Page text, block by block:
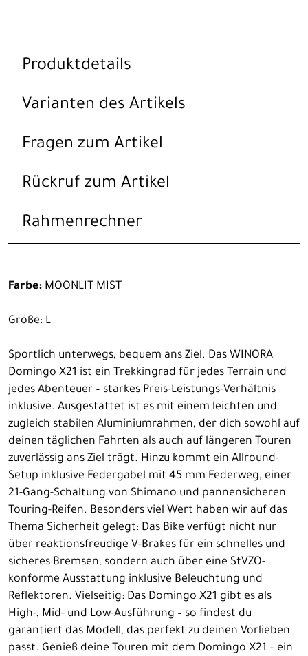
Produktdetails
Varianten des Artikels
Fragen zum Artikel
Rückruf zum Artikel
Rahmenrechner
Farbe: MOONLIT MIST
Größe: L
Sportlich unterwegs, bequem ans Ziel. Das WINORA
Domingo X21 ist ein Trekkingrad für jedes Terrain und
jedes Abenteuer – starkes Preis-Leistungs-Verhältnis
inklusive. Ausgestattet ist es mit einem leichten und
zugleich stabilen Aluminiumrahmen, der dich sowohl auf
deinen täglichen Fahrten als auch auf längeren Touren
zuverlässig ans Ziel trägt. Hinzu kommt ein Allround-
Setup inklusive Federgabel mit 45 mm Federweg, einer
21-Gang-Schaltung von Shimano und pannensicheren
Touring-Reifen. Besonders viel Wert haben wir auf das
Thema Sicherheit gelegt: Das Bike verfügt nicht nur
über reaktionsfreudige V-Brakes für ein schnelles und
sicheres Bremsen, sondern auch über eine StVZO-
konforme Ausstattung inklusive Beleuchtung und
Reflektoren. Vielseitig: Das Domingo X21 gibt es als
High-, Mid- und Low-Ausführung – so findest du
garantiert das Modell, das perfekt zu deinen Vorlieben
passt. Genieß deine Touren mit dem Domingo X21 – ein